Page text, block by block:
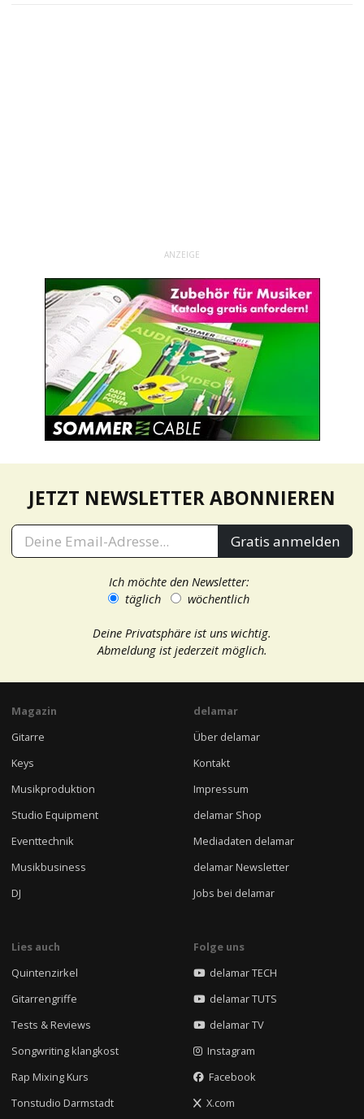
ANZEIGE
JETZT NEWSLETTER ABONNIEREN
Gratis anmelden
Ich möchte den Newsletter:
täglich
wöchentlich
Deine Privatsphäre ist uns wichtig.
Abmeldung ist jederzeit möglich.
Magazin
Gitarre
Keys
Musikproduktion
Studio Equipment
Eventtechnik
Musikbusiness
DJ
delamar
Über delamar
Kontakt
Impressum
delamar Shop
Mediadaten delamar
delamar Newsletter
Jobs bei delamar
Lies auch
Quintenzirkel
Gitarrengriffe
Tests & Reviews
Songwriting klangkost
Rap Mixing Kurs
Tonstudio Darmstadt
Folge uns
delamar TECH
delamar TUTS
delamar TV
Instagram
Facebook
X.com